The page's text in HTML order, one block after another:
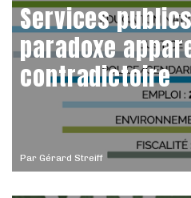
Par Gérard Streiff
Services
paradoxe
contradictoire